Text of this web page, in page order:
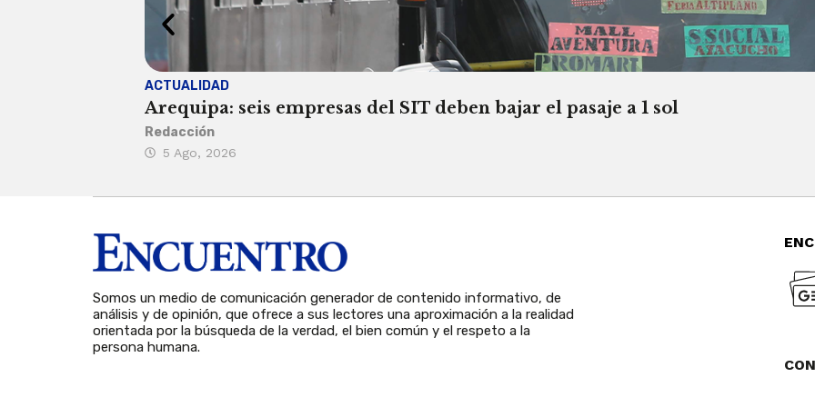
ACTUALIDAD
Arequipa: seis empresas del SIT deben bajar el pasaje a 1 sol
Redacción
5 Ago, 2026
Somos un medio de comunicación generador de contenido informativo, de
análisis y de opinión, que ofrece a sus lectores una aproximación a la realidad
orientada por la búsqueda de la verdad, el bien común y el respeto a la
persona humana.